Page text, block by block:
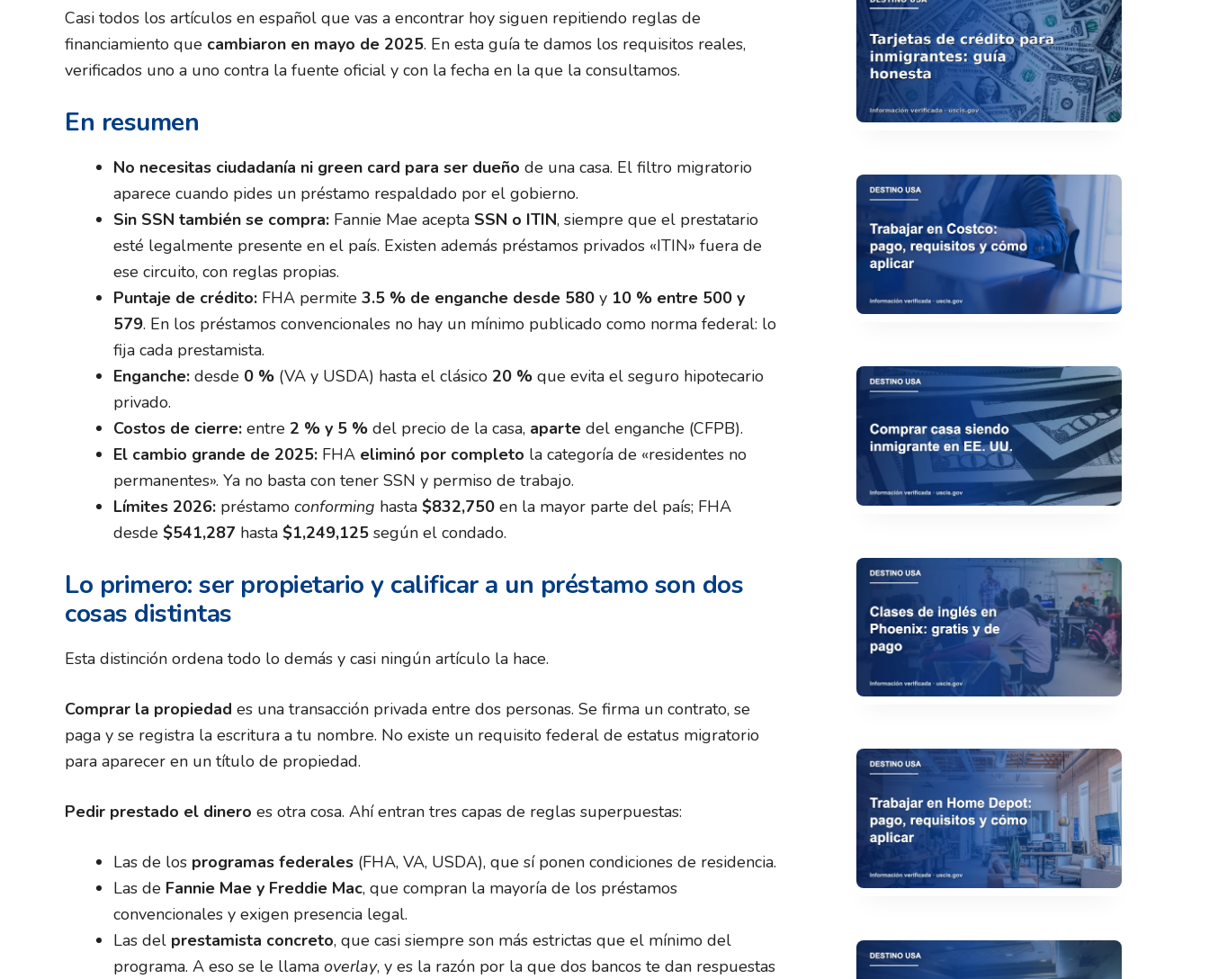
Casi todos los artículos en español que vas a encontrar hoy siguen repitiendo reglas de
financiamiento que cambiaron en mayo de 2025. En esta guía te damos los requisitos reales,
verificados uno a uno contra la fuente oficial y con la fecha en la que la consultamos.
En resumen
No necesitas ciudadanía ni green card para ser dueño de una casa. El filtro migratorio
aparece cuando pides un préstamo respaldado por el gobierno.
Sin SSN también se compra: Fannie Mae acepta SSN o ITIN, siempre que el prestatario
esté legalmente presente en el país. Existen además préstamos privados «ITIN» fuera de
ese circuito, con reglas propias.
Puntaje de crédito: FHA permite 3.5 % de enganche desde 580 y 10 % entre 500 y
579. En los préstamos convencionales no hay un mínimo publicado como norma federal: lo
fija cada prestamista.
Enganche: desde 0 % (VA y USDA) hasta el clásico 20 % que evita el seguro hipotecario
privado.
Costos de cierre: entre 2 % y 5 % del precio de la casa, aparte del enganche (CFPB).
El cambio grande de 2025: FHA eliminó por completo la categoría de «residentes no
permanentes». Ya no basta con tener SSN y permiso de trabajo.
Límites 2026: préstamo conforming hasta $832,750 en la mayor parte del país; FHA
desde $541,287 hasta $1,249,125 según el condado.
Lo primero: ser propietario y calificar a un préstamo son dos
cosas distintas
Esta distinción ordena todo lo demás y casi ningún artículo la hace.
Comprar la propiedad es una transacción privada entre dos personas. Se firma un contrato, se
paga y se registra la escritura a tu nombre. No existe un requisito federal de estatus migratorio
para aparecer en un título de propiedad.
Pedir prestado el dinero es otra cosa. Ahí entran tres capas de reglas superpuestas:
Las de los programas federales (FHA, VA, USDA), que sí ponen condiciones de residencia.
Las de Fannie Mae y Freddie Mac, que compran la mayoría de los préstamos
convencionales y exigen presencia legal.
Las del prestamista concreto, que casi siempre son más estrictas que el mínimo del
programa. A eso se le llama overlay, y es la razón por la que dos bancos te dan respuestas